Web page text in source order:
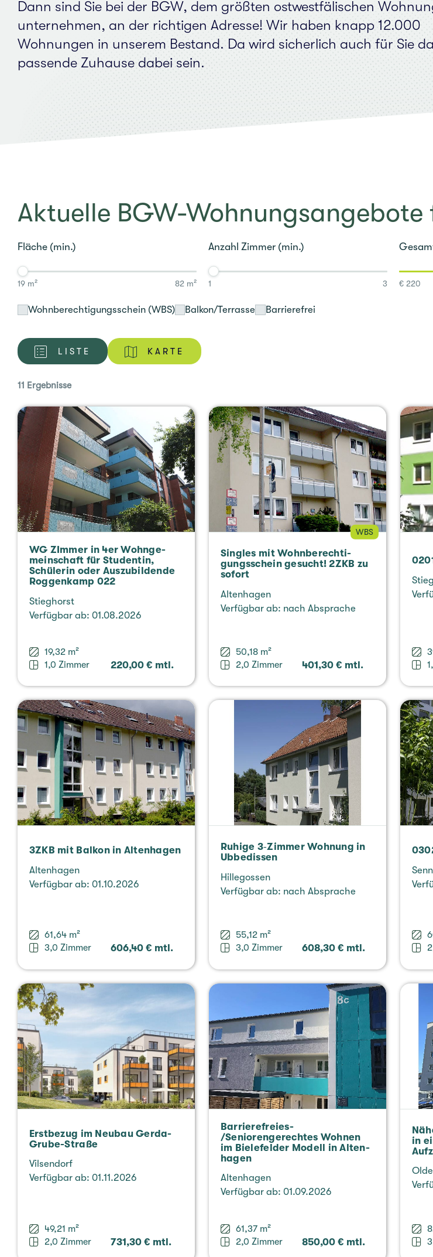
Dann sind Sie bei der BGW, dem größ­ten ost­west­fä­li­schen
un­ter­neh­men, an der rich­ti­gen Adres­se! Wir haben knapp 12.000
Woh­nun­gen in unse­rem Bestand. Da wird sicher­lich auch für Sie
pas­sen­de Zuhau­se dabei sein.
Aktu­el­le BGW-Woh­nungs­an­ge­bo­te
Fläche (min.)
19 m² 82 m²
Anzahl Zimmer (min.)
1 3 € 220
Wohn­be­rech­ti­gungs­schein (WBS) Balkon/Terrasse Bar­rie­re­frei
LISTE KARTE
11 Ergeb­nis­se
WG ZImmer in 4er Wohn­ge­
mein­schaft für Stu­den­tin,
Schü­le­rin oder Aus­zu­bil­den­de
Rog­gen­kamp 022
Stieg­horst
Ver­füg­bar ab: 01.08.2026
19,32 m²
1,0 Zimmer
220,00 € mtl.
WBS
Sin­gles mit Wohn­be­rech­ti­
gungs­schein gesucht! 2ZKB zu
sofort
Alten­ha­gen
Ver­füg­bar ab: nach Abspra­che
50,18 m²
2,0 Zimmer
401,30 € mtl.
3ZKB mit Balkon in Alten­ha­gen
Alten­ha­gen
Ver­füg­bar ab: 01.10.2026
61,64 m²
3,0 Zimmer
606,40 € mtl.
Ruhige 3‑Zimmer Woh­nung in
Ubbe­dis­sen
Hil­le­gos­sen
Ver­füg­bar ab: nach Abspra­che
55,12 m²
3,0 Zimmer
608,30 € mtl.
Erst­be­zug im Neubau Gerda-
Grube-Straße
Vil­sen­dorf
Ver­füg­bar ab: 01.11.2026
49,21 m²
2,0 Zimmer
731,30 € mtl.
Bar­rie­re­frei­es-
/Seniorengerechtes Wohnen
im Bie­le­fel­der Modell in Alten­
ha­gen
Alten­ha­gen
Ver­füg­bar ab: 01.09.2026
61,37 m²
2,0 Zimmer
850,00 € mtl.
in